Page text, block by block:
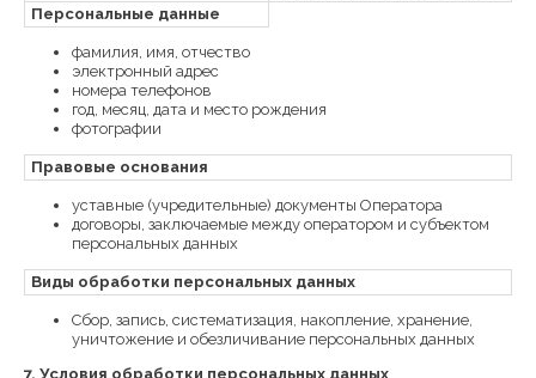
Персональные данные
фамилия, имя, отчество
электронный адрес
номера телефонов
год, месяц, дата и место рождения
фотографии
Правовые основания
уставные (учредительные) документы Оператора
договоры, заключаемые между оператором и субъектом
персональных данных
Виды обработки персональных данных
Сбор, запись, систематизация, накопление, хранение,
уничтожение и обезличивание персональных данных
7. Условия обработки персональных данных